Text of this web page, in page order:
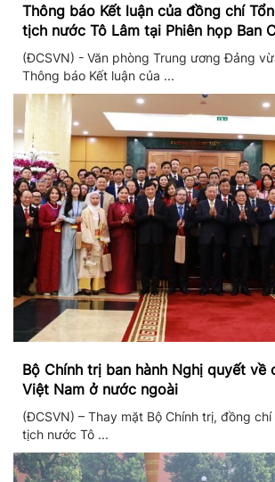
Thông báo Kết luận của đồng chí
tịch nước Tô Lâm tại Phiên họp Ban
ương thực hiện Nghị quyết 57
(ĐCSVN) - Văn phòng Trung ương Đảng
Thông báo Kết luận của ...
Bộ Chính trị ban hành Nghị quyết về
Việt Nam ở nước ngoài
(ĐCSVN) – Thay mặt Bộ Chính trị, đồng
tịch nước Tô ...